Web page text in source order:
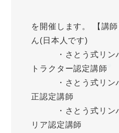
を開催します。 【講
ん(日本人です)
・さとう式リ
トラクター認定講師
・さとう式リ
正認定講師
・さとう式リ
リア認定講師